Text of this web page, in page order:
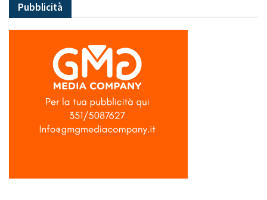
Pubblicità